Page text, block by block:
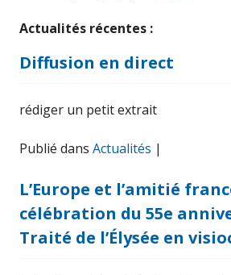
Actualités récentes :
Diffusion en direct
rédiger un petit extrait
Publié dans Actualités |
L’Europe et l’amitié
célébration du 55e
Traité de l’Élysée en